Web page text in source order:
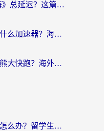
海外玩《天下-异兽山海》总延迟？这篇延迟加速器指南帮你告别卡顿（附日本玩Sky光·遇最高警戒解决方案）
打魔兽争霸网易平台用什么加速器？海外党亲测有效的国服游戏加速指南
菲律宾怎么玩熊出没之熊大快跑？海外党国服游戏加速终极攻略（附3款热门游戏实测）
腾讯视频在英国用不了怎么办？留学生亲测有效的回国加速器指南